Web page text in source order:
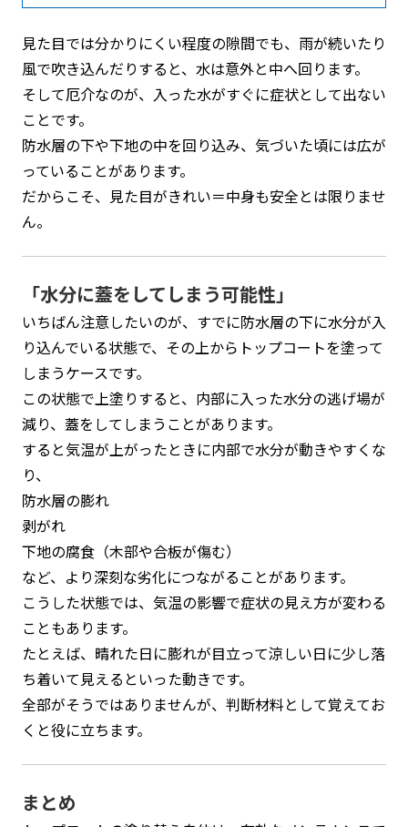
見た目では分かりにくい程度の隙間でも、雨が続いたり
風で吹き込んだりすると、水は意外と中へ回ります。
そして厄介なのが、入った水がすぐに症状として出ない
ことです。
防水層の下や下地の中を回り込み、気づいた頃には広が
っていることがあります。
だからこそ、見た目がきれい＝中身も安全とは限りませ
ん。
「水分に蓋をしてしまう可能性」
いちばん注意したいのが、すでに防水層の下に水分が入
り込んでいる状態で、その上からトップコートを塗って
しまうケースです。
この状態で上塗りすると、内部に入った水分の逃げ場が
減り、蓋をしてしまうことがあります。
すると気温が上がったときに内部で水分が動きやすくな
り、
防水層の膨れ
剥がれ
下地の腐食（木部や合板が傷む）
など、より深刻な劣化につながることがあります。
こうした状態では、気温の影響で症状の見え方が変わる
こともあります。
たとえば、晴れた日に膨れが目立って涼しい日に少し落
ち着いて見えるといった動きです。
全部がそうではありませんが、判断材料として覚えてお
くと役に立ちます。
まとめ